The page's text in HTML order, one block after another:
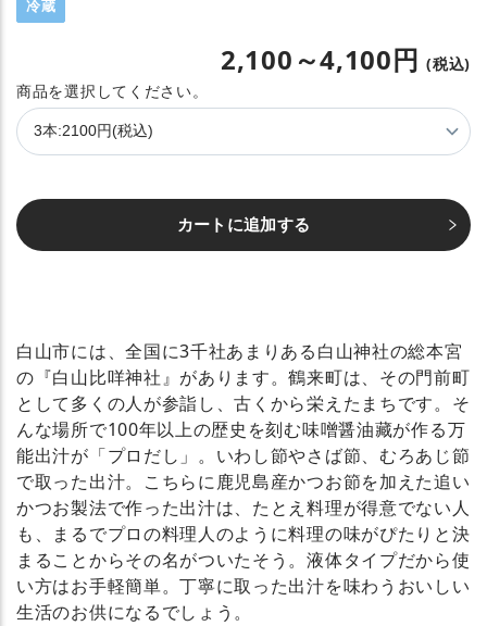
冷蔵
2,100～4,100円(税込)
本
数
カートに追加する
白山市には、全国に3千社あまりある白山神社の総本宮
の『白山比咩神社』があります。鶴来町は、その門前町
として多くの人が参詣し、古くから栄えたまちです。そ
んな場所で100年以上の歴史を刻む味噌醤油藏が作る万
能出汁が「プロだし」。いわし節やさば節、むろあじ節
で取った出汁。こちらに鹿児島産かつお節を加えた追い
かつお製法で作った出汁は、たとえ料理が得意でない人
も、まるでプロの料理人のように料理の味がぴたりと決
まることからその名がついたそう。液体タイプだから使
い方はお手軽簡単。丁寧に取った出汁を味わうおいしい
生活のお供になるでしょう。